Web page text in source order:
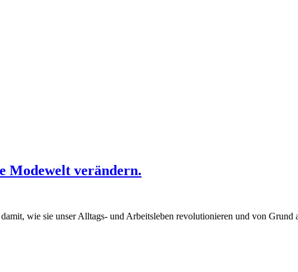
Modewelt verändern.
wie sie unser Alltags- und Arbeitsleben revolutionieren und von